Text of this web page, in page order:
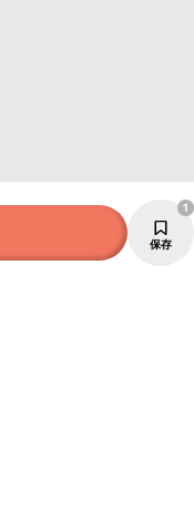
保存
1